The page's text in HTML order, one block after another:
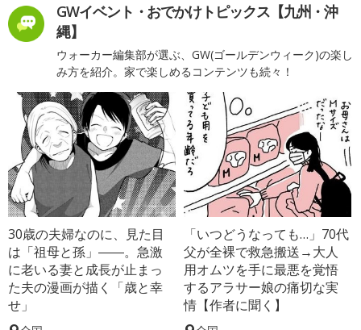
GWイベント・おでかけトピックス【九州・沖
縄】
ウォーカー編集部が選ぶ、GW(ゴールデンウィーク)の楽し
み方を紹介。家で楽しめるコンテンツも続々！
30歳の夫婦なのに、見た目
は「祖母と孫」――。急激
に老いる妻と成長が止まっ
た夫の漫画が描く「歳と幸
せ」
「いつどうなっても…」70代
父が全裸で救急搬送→大人
用オムツを手に最悪を覚悟
するアラサー娘の痛切な実
情【作者に聞く】